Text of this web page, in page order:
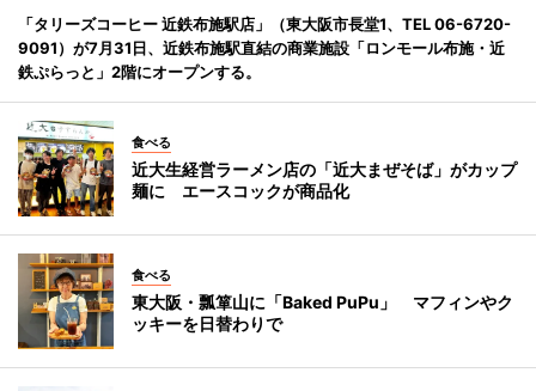
「タリーズコーヒー 近鉄布施駅店」（東大阪市長堂1、TEL 06-6720-
9091）が7月31日、近鉄布施駅直結の商業施設「ロンモール布施・近
鉄ぷらっと」2階にオープンする。
食べる
近大生経営ラーメン店の「近大まぜそば」がカップ
麺に エースコックが商品化
食べる
東大阪・瓢箪山に「Baked PuPu」 マフィンやク
ッキーを日替わりで